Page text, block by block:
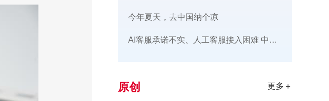
今年夏天，去中国纳个凉
AI客服承诺不实、人工客服接入困难 中消协回应
原创 更多＋